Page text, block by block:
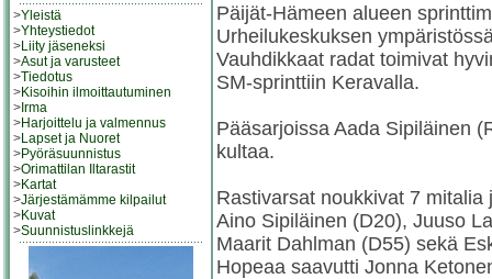
>Yleistä
>Yhteystiedot
>Liity jäseneksi
>Asut ja varusteet
>Tiedotus
>Kisoihin ilmoittautuminen
> Irma
>Harjoittelu ja valmennus
>Lapset ja Nuoret
>Pyöräsuunnistus
>Orimattilan Iltarastit
>Kartat
>Järjestämämme kilpailut
>Kuvat
>Suunnistuslinkkejä
Päijät-Hämeen alueen
Urheilukeskuksen
Vauhdikkaat radat toimivat
SM-sprinttiin Keravalla.
Pääsarjoissa Aada Sipiläinen
kultaa.
Rastivarsat noukkivat 7
Aino Sipiläinen (D20), Juuso
Maarit Dahlman (D55) sekä
Hopeaa saavutti Jonna